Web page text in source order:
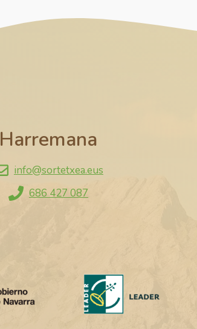
Harremana
info@sortetxea.eus
686 427 087